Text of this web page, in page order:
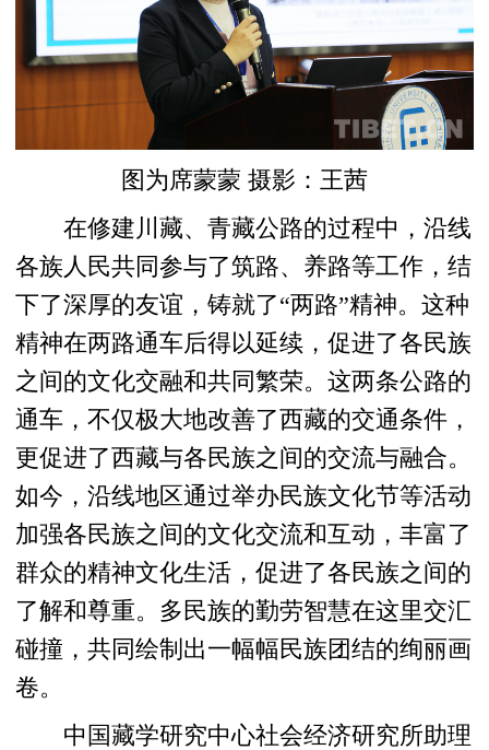
图为席蒙蒙 摄影：王茜
在修建川藏、青藏公路的过程中，沿线
各族人民共同参与了筑路、养路等工作，结
下了深厚的友谊，铸就了“两路”精神。这种
精神在两路通车后得以延续，促进了各民族
之间的文化交融和共同繁荣。这两条公路的
通车，不仅极大地改善了西藏的交通条件，
更促进了西藏与各民族之间的交流与融合。
如今，沿线地区通过举办民族文化节等活动
加强各民族之间的文化交流和互动，丰富了
群众的精神文化生活，促进了各民族之间的
了解和尊重。多民族的勤劳智慧在这里交汇
碰撞，共同绘制出一幅幅民族团结的绚丽画
卷。
中国藏学研究中心社会经济研究所助理